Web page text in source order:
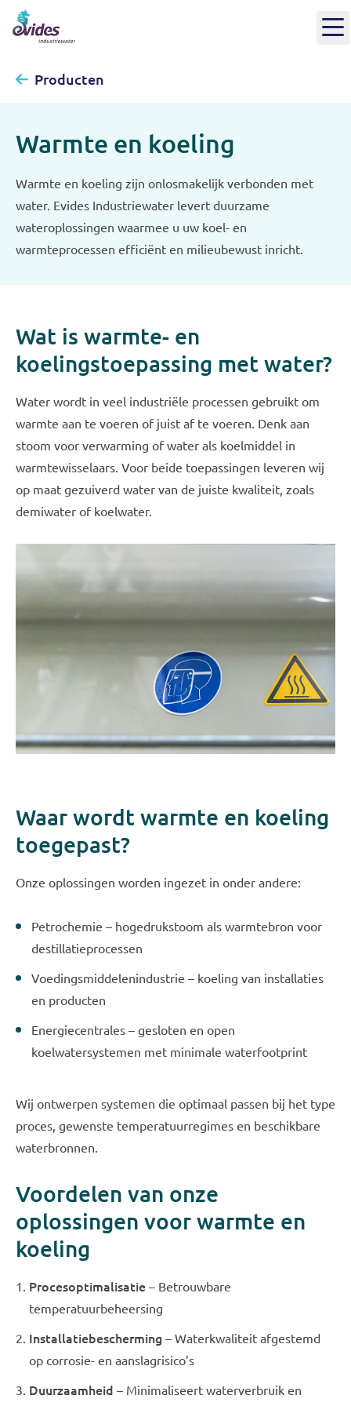
Producten
Warmte en koeling
Warmte en koeling zijn onlosmakelijk verbonden met
water. Evides Industriewater levert duurzame
wateroplossingen waarmee u uw koel- en
warmteprocessen efficiënt en milieubewust inricht.
Wat is warmte- en
koelingstoepassing met water?
Water wordt in veel industriële processen gebruikt om
warmte aan te voeren of juist af te voeren. Denk aan
stoom voor verwarming of water als koelmiddel in
warmtewisselaars. Voor beide toepassingen leveren wij
op maat gezuiverd water van de juiste kwaliteit, zoals
demiwater of koelwater.
Waar wordt warmte en koeling
toegepast?
Onze oplossingen worden ingezet in onder andere:
Petrochemie – hogedrukstoom als warmtebron voor
destillatieprocessen
Voedingsmiddelenindustrie – koeling van installaties
en producten
Energiecentrales – gesloten en open
koelwatersystemen met minimale waterfootprint
Wij ontwerpen systemen die optimaal passen bij het type
proces, gewenste temperatuurregimes en beschikbare
waterbronnen.
Voordelen van onze
oplossingen voor warmte en
koeling
Procesoptimalisatie – Betrouwbare
temperatuurbeheersing
Installatiebescherming – Waterkwaliteit afgestemd
op corrosie- en aanslagrisico’s
Duurzaamheid – Minimaliseert waterverbruik en